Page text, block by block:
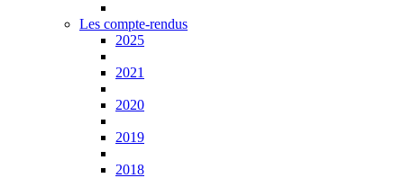
Les compte-rendus
2025
2021
2020
2019
2018